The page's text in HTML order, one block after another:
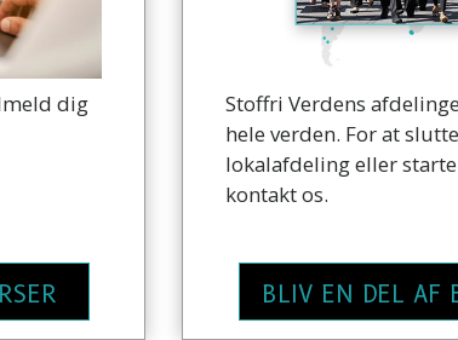
dig
Stoffri Verdens
hele verden. For at
lokalafdeling eller
kontakt os.
BLIV EN DEL AF